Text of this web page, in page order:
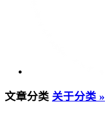
文章分类 关于分类 »